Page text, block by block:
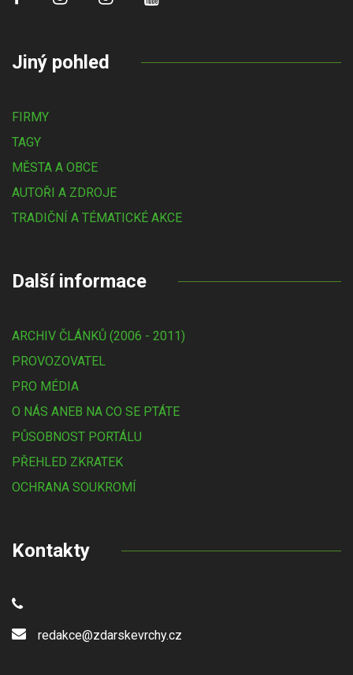
Jiný pohled
FIRMY
TAGY
MĚSTA A OBCE
AUTOŘI A ZDROJE
TRADIČNÍ A TÉMATICKÉ AKCE
Další informace
ARCHIV ČLÁNKŮ (2006 - 2011)
PROVOZOVATEL
PRO MÉDIA
O NÁS ANEB NA CO SE PTÁTE
PŮSOBNOST PORTÁLU
PŘEHLED ZKRATEK
OCHRANA SOUKROMÍ
Kontakty
redakce@zdarskevrchy.cz